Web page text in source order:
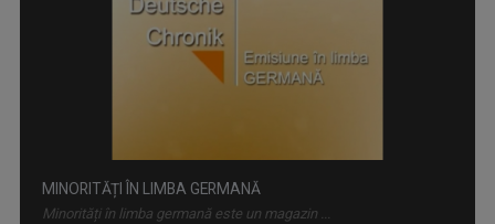
MINORITĂȚI ÎN LIMBA GERMANĂ
Minorități în limba germană este un magazin ...